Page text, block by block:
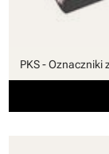
PKS - Oznaczniki